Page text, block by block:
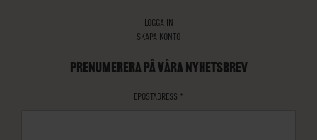
LOGGA IN
SKAPA KONTO
PRENUMERERA PÅ VÅRA NYHETSBREV
EPOSTADRESS *